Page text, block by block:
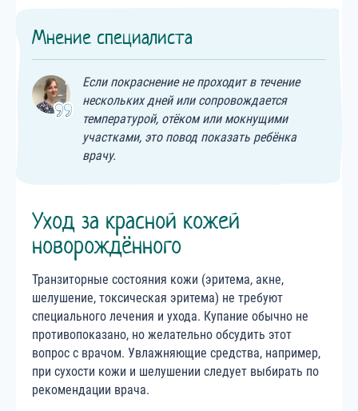
Мнение специалиста
Если покраснение не проходит в течение
нескольких дней или сопровождается
температурой, отёком или мокнущими
участками, это повод показать ребёнка
врачу.
Уход за красной кожей
новорождённого
Транзиторные состояния кожи (эритема, акне,
шелушение, токсическая эритема) не требуют
специального лечения и ухода. Купание обычно не
противопоказано, но желательно обсудить этот
вопрос с врачом. Увлажняющие средства, например,
при сухости кожи и шелушении следует выбирать по
рекомендации врача.